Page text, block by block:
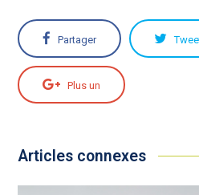
Partager
Plus un
Articles connexes